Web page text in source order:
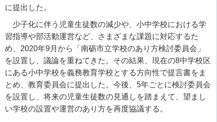
に提出した。
少子化に伴う児童生徒数の減少や、小中学校における学
習指導や部活動運営など、さまざまな課題に対応するた
め、2020年9月から「南砺市立学校のあり方検討委員会」
を設置し、議論を重ねてきた。その結果、現在の8中学校区
にある小中学校を義務教育学校とする方向性で提言書をま
とめ、教育委員会に提出した。今後、5年ごとに検討委員会
を設置し、将来の児童生徒数の見通しを踏まえて、望まし
い学校の設置や運営のあり方を再度協議する。